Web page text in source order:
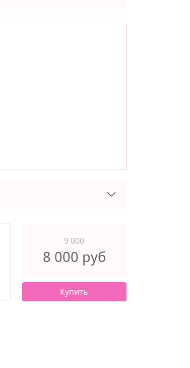
9 000
8 000 руб
Купить